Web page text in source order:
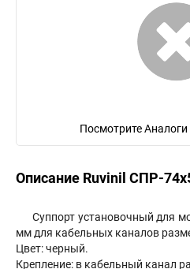
Посмотрите
Описание Ruvinil СПР-
Суппорт установочный для
мм для кабельных каналов
Цвет: черный.
Крепление: в кабельный канал